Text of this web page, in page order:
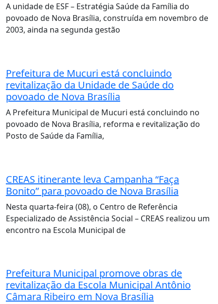
A unidade de ESF – Estratégia Saúde da Família do
povoado de Nova Brasília, construída em novembro de
2003, ainda na segunda gestão
Prefeitura de Mucuri está concluindo
revitalização da Unidade de Saúde do
povoado de Nova Brasília
A Prefeitura Municipal de Mucuri está concluindo no
povoado de Nova Brasília, reforma e revitalização do
Posto de Saúde da Família,
CREAS itinerante leva Campanha “Faça
Bonito” para povoado de Nova Brasília
Nesta quarta-feira (08), o Centro de Referência
Especializado de Assistência Social – CREAS realizou um
encontro na Escola Municipal de
Prefeitura Municipal promove obras de
revitalização da Escola Municipal Antônio
Câmara Ribeiro em Nova Brasília